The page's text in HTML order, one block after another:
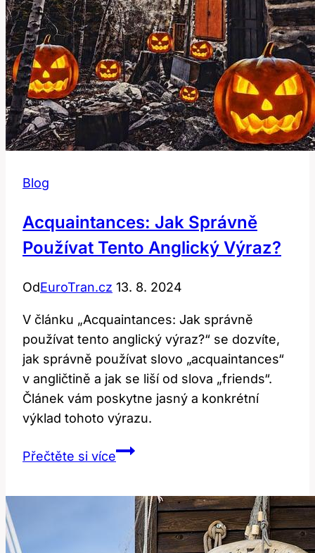
Blog
Acquaintances: Jak Správně
Používat Tento Anglický Výraz?
OdEuroTran.cz 13. 8. 2024
V článku „Acquaintances: Jak správně
používat tento anglický výraz?“ se dozvíte,
jak správně používat slovo „acquaintances“
v angličtině a jak se liší od slova „friends“.
Článek vám poskytne jasný a konkrétní
výklad tohoto výrazu.
Přečtěte si víceAcquaintances:
Používat
Tento
Anglický